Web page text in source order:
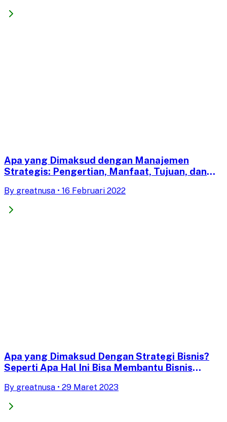
Apa yang Dimaksud dengan Manajemen
Strategis: Pengertian, Manfaat, Tujuan, dan
By greatnusa • 16 Februari 2022
Apa yang Dimaksud Dengan Strategi Bisnis?
Seperti Apa Hal Ini Bisa Membantu Bisnis
By greatnusa • 29 Maret 2023